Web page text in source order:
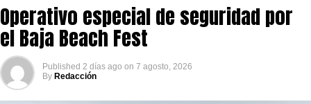
Operativo especial de seguridad por
el Baja Beach Fest
Published 2 días ago on 7 agosto, 2026
By Redacción